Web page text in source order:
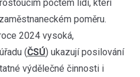
počtem lidí, kteří
poměru.
2024 vysoká,
(ČSÚ) ukazují posilování
výdělečné činnosti i